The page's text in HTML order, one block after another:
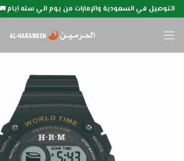
التوصيل في السعودية والإمارات من يوم الي سته ايام